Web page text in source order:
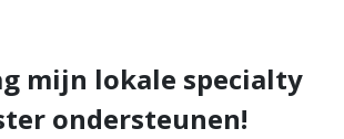
mijn lokale specialty
ondersteunen!